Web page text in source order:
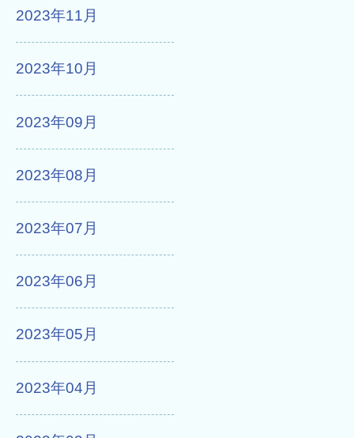
2023年11月
2023年10月
2023年09月
2023年08月
2023年07月
2023年06月
2023年05月
2023年04月